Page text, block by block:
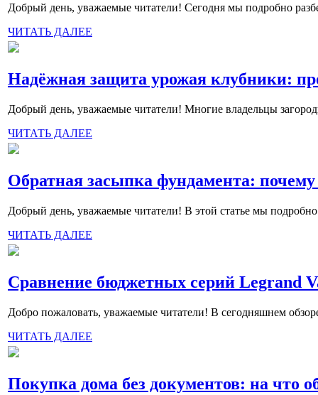
Добрый день, уважаемые читатели! Сегодня мы подробно
ЧИТАТЬ ДАЛЕЕ
Надёжная защита урожая клубники:
Добрый день, уважаемые читатели! Многие владельцы
ЧИТАТЬ ДАЛЕЕ
Обратная засыпка фундамента:
Добрый день, уважаемые читатели! В этой статье мы
ЧИТАТЬ ДАЛЕЕ
Сравнение бюджетных серий Legrand
Добро пожаловать, уважаемые читатели! В сегодняшнем
ЧИТАТЬ ДАЛЕЕ
Покупка дома без документов: на что